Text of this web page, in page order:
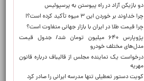
دو بازیکن آزاد در راه پیوستن به پرسپولیس
چرا خداوند بر خوردن این ۳ میوه تأکید کرده است؟!
چرا قیمت طلا در ایران با بازار جهانی متفاوت است؟
پژوپارس ۶۴۰ میلیون تومان شد/ جدول قیمت
مدل‌های مختلف خودرو
درخواست یک نماینده مجلس از قالیباف درباره قانون
مهریه
کویت دستور تعطیلی تنها مدرسه ایرانی را صادر کرد